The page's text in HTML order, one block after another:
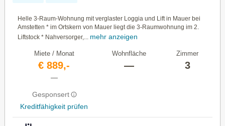
Helle 3-Raum-Wohnung mit verglaster Loggia und Lift in Mauer bei
Amstetten * im Ortskern von Mauer liegt die 3-Raumwohnung im 2.
Liftstock * Nahversorger,...
mehr anzeigen
Miete / Monat
€ 889,-
—
Gesponsert
Kreditfähigkeit prüfen
Wohnfläche
—
Zimmer
3